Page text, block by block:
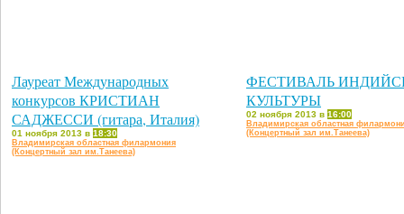
Лауреат Международных
конкурсов КРИСТИАН
САДЖЕССИ (гитара, Италия)
01 ноября 2013 в 18:30
Владимирская областная филармония
(Концертный зал им.Танеева)
ФЕСТИВАЛЬ
КУЛЬТУРЫ
02 ноября 2013 в 16:00
Владимирская областная
(Концертный зал им.Танеева)